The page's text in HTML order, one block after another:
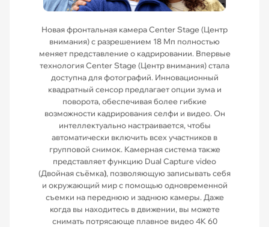
Новая фронтальная камера Center Stage (Центр
внимания) с разрешением 18 Мп полностью
меняет представление о кадрировании. Впервые
технология Center Stage (Центр внимания) стала
доступна для фотографий. Инновационный
квадратный сенсор предлагает опции зума и
поворота, обеспечивая более гибкие
возможности кадрирования селфи и видео. Он
интеллектуально настраивается, чтобы
автоматически включить всех участников в
групповой снимок. Камерная система также
представляет функцию Dual Capture video
(Двойная съёмка), позволяющую записывать себя
и окружающий мир с помощью одновременной
съемки на переднюю и заднюю камеры. Даже
когда вы находитесь в движении, вы можете
снимать потрясающе плавное видео 4K 60